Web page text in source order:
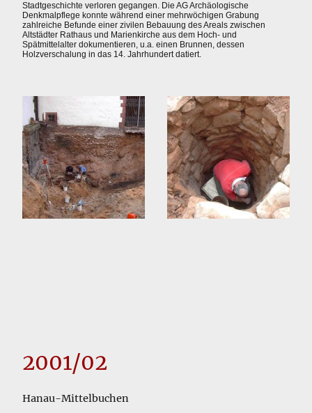
Stadtgeschichte verloren gegangen. Die AG Archäologische
Denkmalpflege konnte während einer mehrwöchigen Grabung
zahlreiche Befunde einer zivilen Bebauung des Areals zwischen
Altstädter Rathaus und Marienkirche aus dem Hoch- und
Spätmittelalter dokumentieren, u.a. einen Brunnen, dessen
Holzverschalung in das 14. Jahrhundert datiert.
2001/02
Hanau-Mittelbuchen